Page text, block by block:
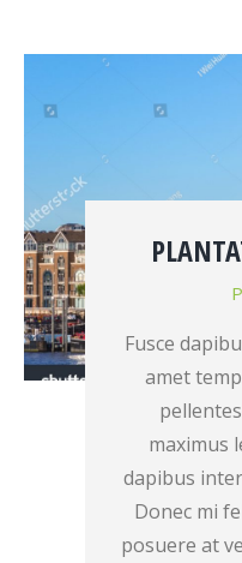
Fusce
amet
maximus
dapibus
Donec mi
posuere at